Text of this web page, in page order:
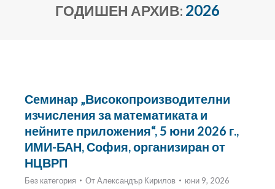
ГОДИШЕН АРХИВ: 2026
Семинар „Високопроизводителни
изчисления за математиката и
нейните приложения“, 5 юни 2026 г.,
ИМИ-БАН, София, организиран от
НЦВРП
Без категория ОтАлександър Кирилов юни 9, 2026